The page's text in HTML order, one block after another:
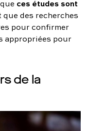
ces études sont
que des recherches
pour confirmer
appropriées pour
de la